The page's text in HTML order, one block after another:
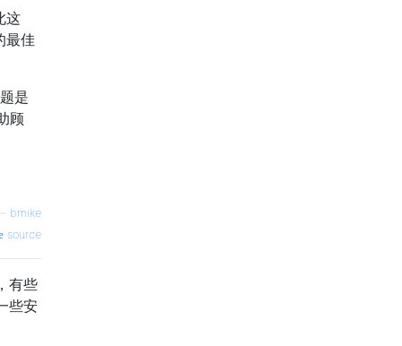
这
最佳
是
顾
bmike
source
有些
些安